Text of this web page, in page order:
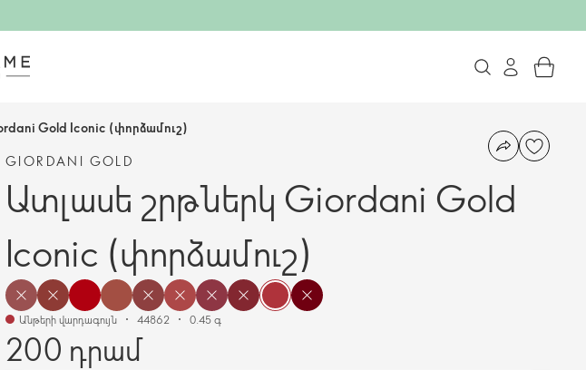
Gold Iconic (փորձամուշ)
GIORDANI GOLD
Ատլասե շրթներկ Giordani Gold
Iconic (փորձամուշ)
Անթերի վարդագույն 44862 0.45 գ
200 դրամ